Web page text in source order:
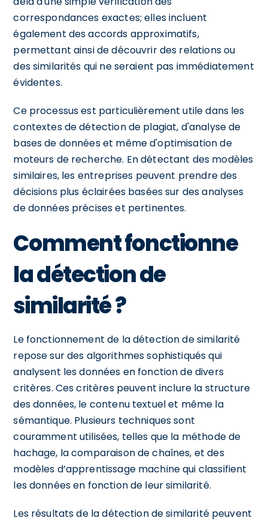
correspondances exactes; elles incluent
également des accords approximatifs,
permettant ainsi de découvrir des relations ou
des similarités qui ne seraient pas immédiatement
évidentes.
Ce processus est particulièrement utile dans les
contextes de détection de plagiat, d'analyse de
bases de données et même d'optimisation de
moteurs de recherche. En détectant des modèles
similaires, les entreprises peuvent prendre des
décisions plus éclairées basées sur des analyses
de données précises et pertinentes.
Comment fonctionne
la détection de
similarité ?
Le fonctionnement de la détection de similarité
repose sur des algorithmes sophistiqués qui
analysent les données en fonction de divers
critères. Ces critères peuvent inclure la structure
des données, le contenu textuel et même la
sémantique. Plusieurs techniques sont
couramment utilisées, telles que la méthode de
hachage, la comparaison de chaînes, et des
modèles d’apprentissage machine qui classifient
les données en fonction de leur similarité.
Les résultats de la détection de similarité peuvent